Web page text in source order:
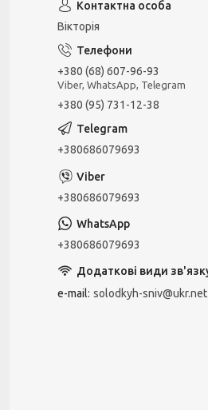
Вікторія
+380 (68) 607-96-93
Viber, WhatsApp, Telegram
+380 (95) 731-12-38
+380686079693
+380686079693
+380686079693
e-mail solodkyh-sniv@ukr.net